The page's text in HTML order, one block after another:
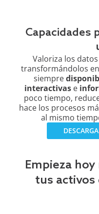
Capacidades
Valoriza los
transformándolos
siempre
interactivas e
poco tiempo,
hace los procesos
al mismo
Empieza
tus